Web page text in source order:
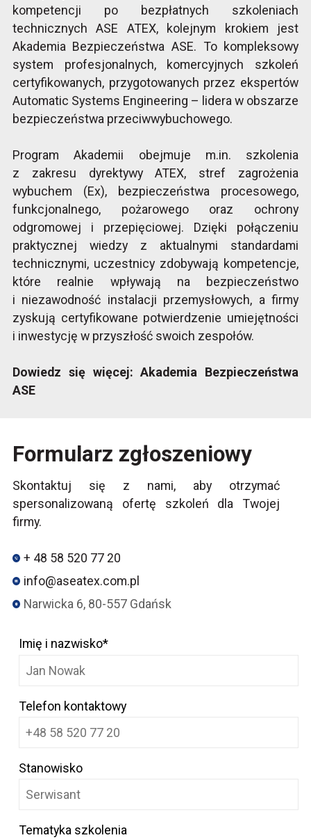
kompetencji po bezpłatnych szkoleniach
technicznych ASE ATEX, kolejnym krokiem jest
Akademia Bezpieczeństwa ASE. To kompleksowy
system profesjonalnych, komercyjnych szkoleń
certyfikowanych, przygotowanych przez ekspertów
Automatic Systems Engineering – lidera w obszarze
bezpieczeństwa przeciwwybuchowego.
Program Akademii obejmuje m.in. szkolenia
z zakresu dyrektywy ATEX, stref zagrożenia
wybuchem (Ex), bezpieczeństwa procesowego,
funkcjonalnego, pożarowego oraz ochrony
odgromowej i przepięciowej. Dzięki połączeniu
praktycznej wiedzy z aktualnymi standardami
technicznymi, uczestnicy zdobywają kompetencje,
które realnie wpływają na bezpieczeństwo
i niezawodność instalacji przemysłowych, a firmy
zyskują certyfikowane potwierdzenie umiejętności
i inwestycję w przyszłość swoich zespołów.
Dowiedz się więcej:Akademia Bezpieczeństwa
ASE
Formularz zgłoszeniowy
Skontaktuj się z nami, aby otrzymać
spersonalizowaną ofertę szkoleń dla Twojej
firmy.
+ 48 58 520 77 20
info@aseatex.com.pl
Narwicka 6, 80-557 Gdańsk
Imię i nazwisko*
Telefon kontaktowy
Stanowisko
Tematyka szkolenia